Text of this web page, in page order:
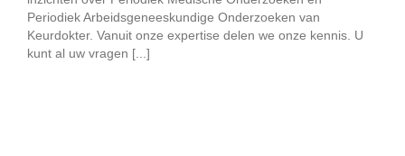
Periodiek Arbeidsgeneeskundige Onderzoeken van
Keurdokter. Vanuit onze expertise delen we onze kennis. U
kunt al uw vragen [...]